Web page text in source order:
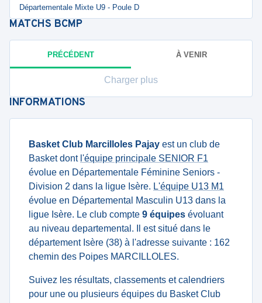
Départementale Mixte U9 - Poule D
MATCHS BCMP
PRÉCÉDENT À VENIR
Charger plus
INFORMATIONS
Basket Club Marcilloles Pajay est un club de
Basket dont l'équipe principale SENIOR F1
évolue en Départementale Féminine Seniors -
Division 2 dans la ligue Isère. L'équipe U13 M1
évolue en Départemental Masculin U13 dans la
ligue Isère. Le club compte 9 équipes évoluant
au niveau departemental. Il est situé dans le
département Isère (38) à l'adresse suivante : 162
chemin des Poipes MARCILLOLES.
Suivez les résultats, classements et calendriers
pour une ou plusieurs équipes du Basket Club